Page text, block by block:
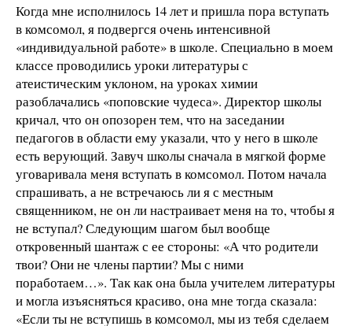
Когда мне исполнилось 14 лет и пришла пора вступать
в комсомол, я подвергся очень интенсивной
«индивидуальной работе» в школе. Специально в моем
классе проводились уроки литературы с
атеистическим уклоном, на уроках химии
разоблачались «поповские чудеса». Директор школы
кричал, что он опозорен тем, что на заседании
педагогов в области ему указали, что у него в школе
есть верующий. Завуч школы сначала в мягкой форме
уговаривала меня вступать в комсомол. Потом начала
спрашивать, а не встречаюсь ли я с местным
священником, не он ли настраивает меня на то, чтобы я
не вступал? Следующим шагом был вообще
откровенный шантаж с ее стороны: «А что родители
твои? Они не члены партии? Мы с ними
поработаем…». Так как она была учителем литературы
и могла изъясняться красиво, она мне тогда сказала:
«Если ты не вступишь в комсомол, мы из тебя сделаем